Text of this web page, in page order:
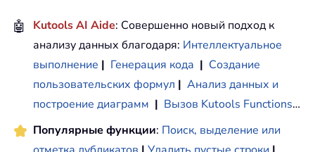
🤖 Kutools AI Aide: Совершенно новый подход к
анализу данных благодаря: Интеллектуальное
выполнение | Генерация кода | Создание
пользовательских формул | Анализ данных и
построение диаграмм | Вызов Kutools Functions…
Популярные функции: Поиск, выделение или